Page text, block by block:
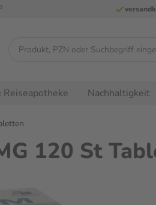
3
Reiseapotheke Nachhaltigkeit
120 St